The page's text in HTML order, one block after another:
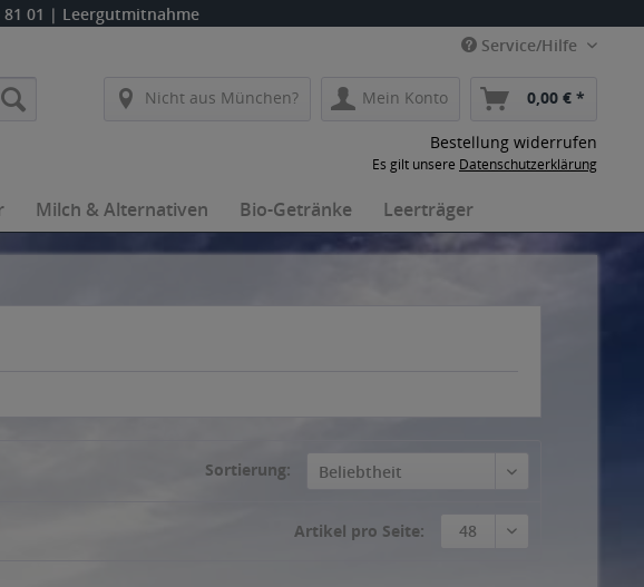
81 01 | Leergutmitnahme
Service/Hilfe
Nicht aus München? Mein Konto 0,00 € *
Bestellung widerrufen
Es gilt unsere Datenschutzerklärung
Milch & Alternativen Bio-Getränke Leerträger
Sortierung: Beliebtheit
Artikel pro Seite: 48